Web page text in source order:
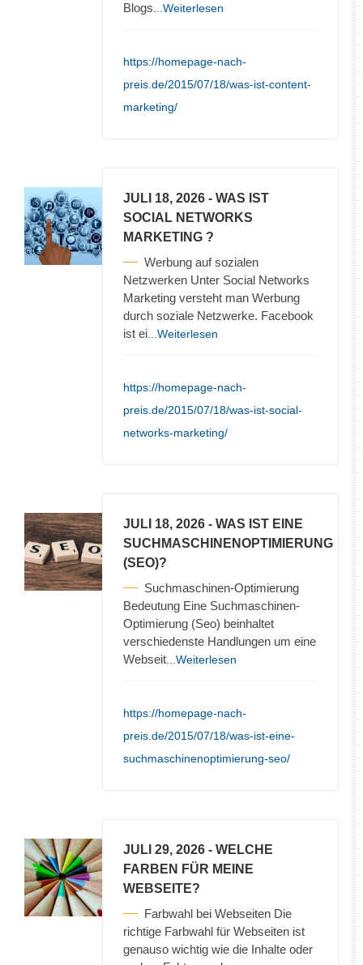
Blogs ...Weiterlesen
https://homepage-nach-
preis.de/2015/07/18/was-ist-content-
marketing/
JULI 18, 2026 - WAS IST
SOCIAL NETWORKS
MARKETING ?
Werbung auf sozialen
Netzwerken Unter Social Networks
Marketing versteht man Werbung
durch soziale Netzwerke. Facebook
ist ei ...Weiterlesen
https://homepage-nach-
preis.de/2015/07/18/was-ist-social-
networks-marketing/
JULI 18, 2026 - WAS IST EINE
SUCHMASCHINENOPTIMIERUNG
(SEO)?
Suchmaschinen-Optimierung
Bedeutung Eine Suchmaschinen-
Optimierung (Seo) beinhaltet
verschiedenste Handlungen um eine
Webseit ...Weiterlesen
https://homepage-nach-
preis.de/2015/07/18/was-ist-eine-
suchmaschinenoptimierung-seo/
JULI 29, 2026 - WELCHE
FARBEN FÜR MEINE
WEBSEITE?
Farbwahl bei Webseiten Die
richtige Farbwahl für Webseiten ist
genauso wichtig wie die Inhalte oder